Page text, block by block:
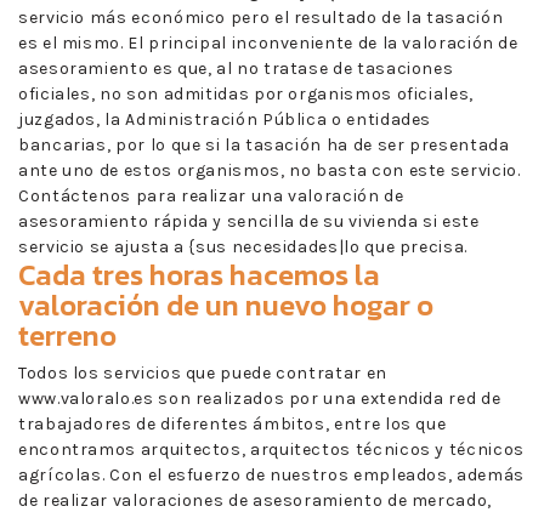
servicio más económico pero el resultado de la tasación
es el mismo. El principal inconveniente de la valoración de
asesoramiento es que, al no tratase de tasaciones
oficiales, no son admitidas por organismos oficiales,
juzgados, la Administración Pública o entidades
bancarias, por lo que si la tasación ha de ser presentada
ante uno de estos organismos, no basta con este servicio.
Contáctenos para realizar una valoración de
asesoramiento rápida y sencilla de su vivienda si este
servicio se ajusta a {sus necesidades|lo que precisa.
Cada tres horas hacemos la
valoración de un nuevo hogar o
terreno
Todos los servicios que puede contratar en
www.valoralo.es son realizados por una extendida red de
trabajadores de diferentes ámbitos, entre los que
encontramos arquitectos, arquitectos técnicos y técnicos
agrícolas. Con el esfuerzo de nuestros empleados, además
de realizar valoraciones de asesoramiento de mercado,